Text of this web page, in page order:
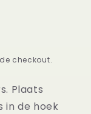
checkout.
Plaats
in de hoek